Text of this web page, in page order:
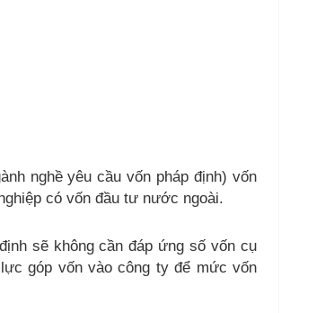
nghề yêu cầu vốn pháp định) vốn
có vốn đầu tư nước ngoài.
sẽ không cần đáp ứng số vốn cụ
góp vốn vào công ty để mức vốn